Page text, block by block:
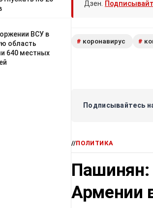
ВСУ в
область
640 местных
Дзен.
# коронавирус #
Подписывайтесь
//ПОЛИТИКА
Пашинян:
Армении